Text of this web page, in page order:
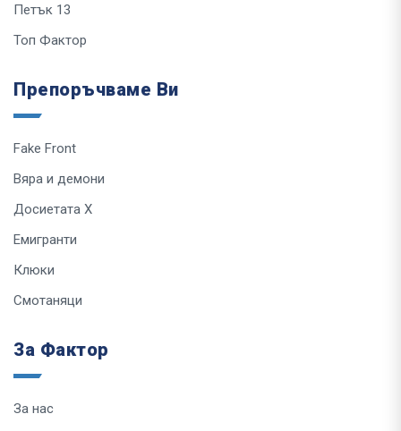
Петък 13
Топ Фактор
Препоръчваме Ви
Fake Front
Вяра и демони
Досиетата Х
Емигранти
Клюки
Смотаняци
За Фактор
За нас